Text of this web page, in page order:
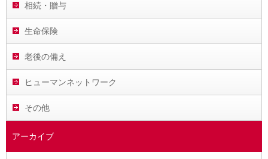
相続・贈与
生命保険
老後の備え
ヒューマンネットワーク
その他
アーカイブ